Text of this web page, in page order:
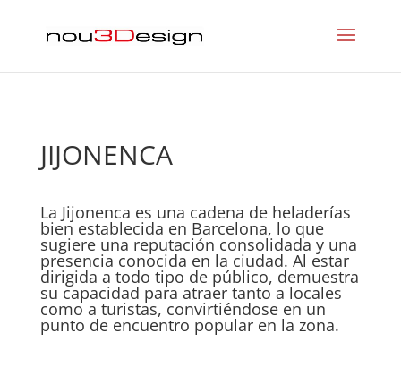
JIJONENCA
La Jijonenca es una cadena de heladerías
bien establecida en Barcelona, lo que
sugiere una reputación consolidada y una
presencia conocida en la ciudad. Al estar
dirigida a todo tipo de público, demuestra
su capacidad para atraer tanto a locales
como a turistas, convirtiéndose en un
punto de encuentro popular en la zona.